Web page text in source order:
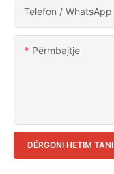
Telefon / WhatsApp
Përmbajtje
DËRGONI HETIM TANI